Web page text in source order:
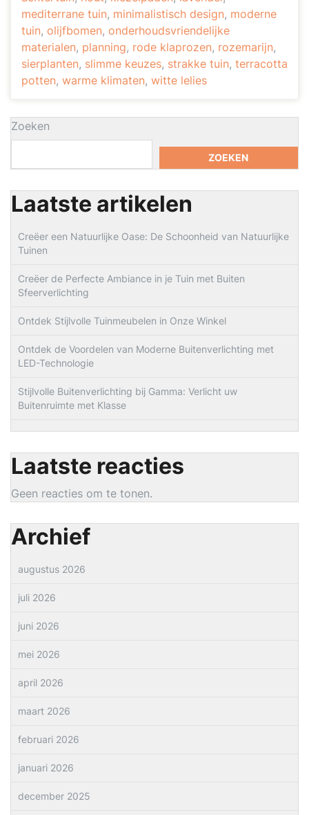
mediterrane tuin, minimalistisch design, moderne
tuin, olijfbomen, onderhoudsvriendelijke
materialen, planning, rode klaprozen, rozemarijn,
sierplanten, slimme keuzes, strakke tuin, terracotta
potten, warme klimaten, witte lelies
Zoeken
ZOEKEN
Laatste artikelen
Creëer een Natuurlijke Oase: De Schoonheid van Natuurlijke
Tuinen
Creëer de Perfecte Ambiance in je Tuin met Buiten
Sfeerverlichting
Ontdek Stijlvolle Tuinmeubelen in Onze Winkel
Ontdek de Voordelen van Moderne Buitenverlichting met
LED-Technologie
Stijlvolle Buitenverlichting bij Gamma: Verlicht uw
Buitenruimte met Klasse
Laatste reacties
Geen reacties om te tonen.
Archief
augustus 2026
juli 2026
juni 2026
mei 2026
april 2026
maart 2026
februari 2026
januari 2026
december 2025